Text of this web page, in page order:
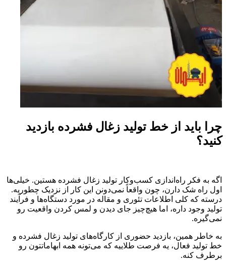
چرا باید از خط تولید زغال فشرده بازدید
کنید؟
اگه به فکر راه‌اندازی کسب‌وکار تولید زغال فشرده هستین. خیلی‌ها
اول راه شک دارن، چون واقعاً نمی‌دونن این کار از نزدیک چطوریه.
درسته که کلی اطلاعات تئوری و مقاله در مورد دستگاه‌ها و فرآیند
تولید وجود داره، اما هیچ‌چیز جای دیدن و لمس کردن واقعیت رو
نمی‌گیره.
به خاطر همین، بازدید حضوری از کارگاه‌های تولید زغال فشرده و
خط تولید فعال، یه فرصت طلاییه که می‌تونه همه ابهاماتتون رو
برطرف کنه.